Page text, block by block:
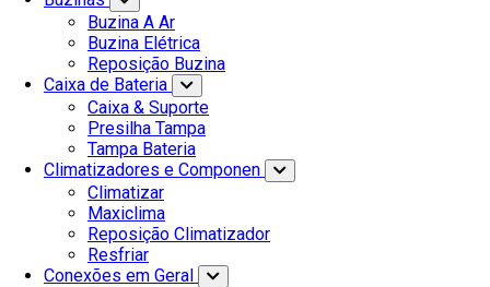
Buzina A Ar
Buzina Elétrica
Reposição Buzina
Caixa de Bateria
Caixa & Suporte
Presilha Tampa
Tampa Bateria
Climatizadores e Componen
Climatizar
Maxiclima
Reposição Climatizador
Resfriar
Conexões em Geral